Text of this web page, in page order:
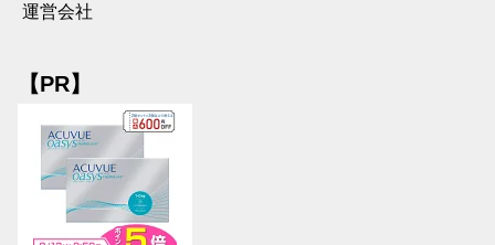
運営会社
【PR】